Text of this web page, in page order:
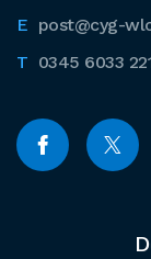
post@cyg-
0345 6033